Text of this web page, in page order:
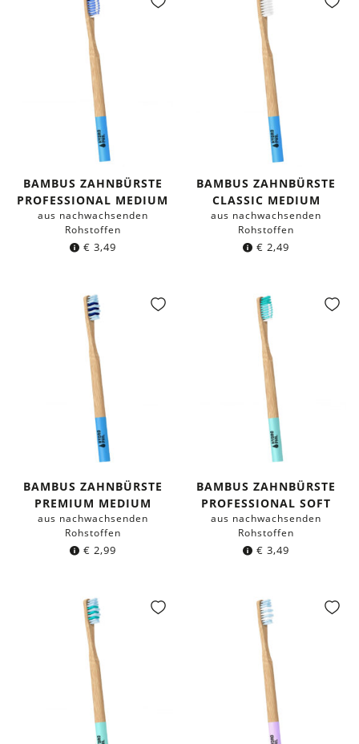
BAMBUS ZAHNBÜRSTE
PROFESSIONAL MEDIUM
aus nachwachsenden
Rohstoffen
€ 3,49
BAMBUS ZAHNBÜRSTE
CLASSIC MEDIUM
aus nachwachsenden
Rohstoffen
€ 2,49
BAMBUS ZAHNBÜRSTE
PREMIUM MEDIUM
aus nachwachsenden
Rohstoffen
€ 2,99
BAMBUS ZAHNBÜRSTE
PROFESSIONAL SOFT
aus nachwachsenden
Rohstoffen
€ 3,49